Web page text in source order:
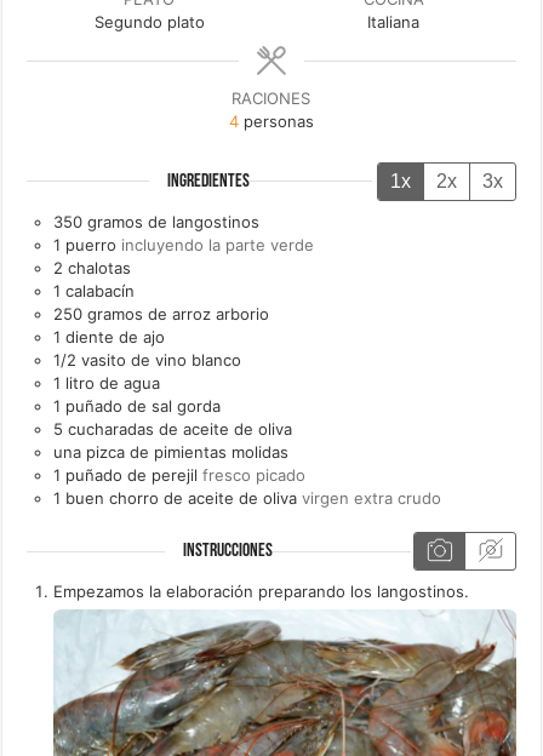
Segundo plato
Italiana
RACIONES
4 personas
INGREDIENTES 1x 2x 3x
350 gramos de langostinos
1 puerro incluyendo la parte verde
2 chalotas
1 calabacín
250 gramos de arroz arborio
1 diente de ajo
1/2 vasito de vino blanco
1 litro de agua
1 puñado de sal gorda
5 cucharadas de aceite de oliva
una pizca de pimientas molidas
1 puñado de perejil fresco picado
1 buen chorro de aceite de oliva virgen extra crudo
INSTRUCCIONES
Empezamos la elaboración preparando los langostinos.